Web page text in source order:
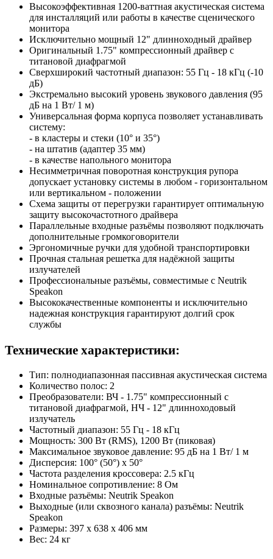
Высокоэффективная 1200-ваттная акустическая система
для инсталляций или работы в качестве сценического
монитора
Исключительно мощный 12" длинноходный драйвер
Оригинальный 1.75" компрессионный драйвер с
титановой диафрагмой
Сверхширокий частотный диапазон: 55 Гц - 18 кГц (-10
дБ)
Экстремально высокий уровень звукового давления (95
дБ на 1 Вт/ 1 м)
Универсальная форма корпуса позволяет устанавливать
систему:
- в кластеры и стеки (10° и 35°)
- на штатив (адаптер 35 мм)
- в качестве напольного монитора
Несимметричная поворотная конструкция рупора
допускает установку системы в любом - горизонтальном
или вертикальном - положении
Схема защиты от перегрузки гарантирует оптимальную
защиту высокочастотного драйвера
Параллельные входные разъёмы позволяют подключать
дополнительные громкоговорители
Эргономичные ручки для удобной транспортировки
Прочная стальная решетка для надёжной защиты
излучателей
Профессиональные разъёмы, совместимые с Neutrik
Speakon
Высококачественные компоненты и исключительно
надежная конструкция гарантируют долгий срок
службы
Технические характеристики:
Тип: полнодиапазонная пассивная акустическая система
Количество полос: 2
Преобразователи: ВЧ - 1.75" компрессионный с
титановой диафрагмой, НЧ - 12" длинноходовый
излучатель
Частотный диапазон: 55 Гц - 18 кГц
Мощность: 300 Вт (RMS), 1200 Вт (пиковая)
Максимальное звуковое давление: 95 дБ на 1 Вт/ 1 м
Дисперсия: 100° (50°) х 50°
Частота разделения кроссовера: 2.5 кГц
Номинальное сопротивление: 8 Ом
Входные разъёмы: Neutrik Speakon
Выходные (или сквозного канала) разъёмы: Neutrik
Speakon
Размеры: 397 х 638 х 406 мм
Вес: 24 кг